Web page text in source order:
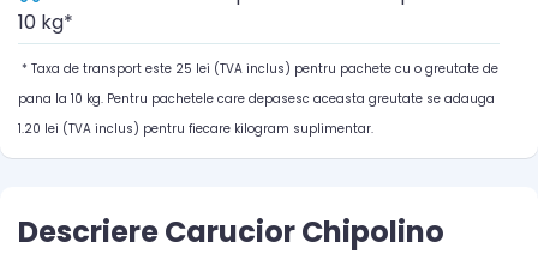
10 kg*
* Taxa de transport este 25 lei (TVA inclus) pentru pachete cu o greutate de
pana la 10 kg. Pentru pachetele care depasesc aceasta greutate se adauga
1.20 lei (TVA inclus) pentru fiecare kilogram suplimentar.
Descriere Carucior Chipolino